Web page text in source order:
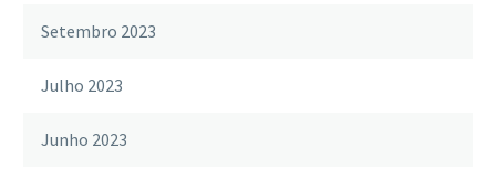
Setembro 2023
Julho 2023
Junho 2023